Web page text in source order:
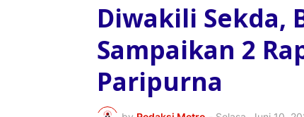
Diwakili Sekda,
Sampaikan 2
Paripurna